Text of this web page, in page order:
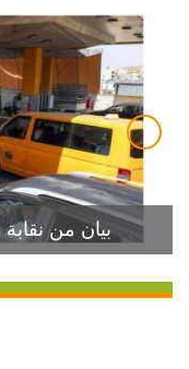
بيان من